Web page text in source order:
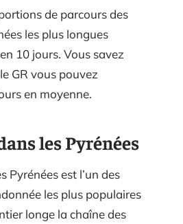
de parcours des
les plus longues
10 jours. Vous savez
GR vous pouvez
en moyenne.
les Pyrénées
Pyrénées est l’un des
les plus populaires
longe la chaîne des